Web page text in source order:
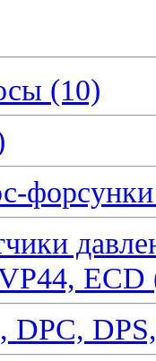
(10)
ECD